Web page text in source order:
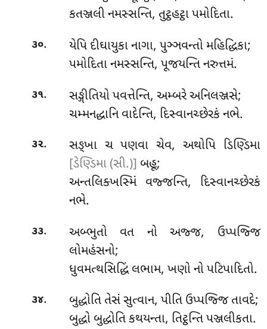
કતઞ્જલી નમસ્સન્તિ, તુટ્ઠહટ્ઠા પમોદિતા.
૩૦. યેપિ દીઘાયુકા નાગા, પુઞ્ઞવન્તો મહિદ્ધિકા;
પમોદિતા નમસ્સન્તિ, પૂજયન્તિ નરુત્તમં.
૩૧.
સઙ્ગીતિયો પવત્તેન્તિ, અમ્બરે અનિલઞ્જસે;
ચમ્મનદ્ધાનિ વાદેન્તિ, દિસ્વાનચ્છેરકં નભે.
૩૨.
સઙ્ખા ચ પણવા ચેવ, અથોપિ ડિણ્ડિમા
[ડેણ્ડિમા (સી.)] બહૂ;
અન્તલિક્ખસ્મિં વજ્જન્તિ, દિસ્વાનચ્છેરકં
નભે.
૩૩. અબ્ભુતો વત નો અજ્જ, ઉપ્પજ્જિ
લોમહંસનો;
ધુવમત્થસિદ્ધિં લભામ, ખણો નો પટિપાદિતો.
૩૪.
બુદ્ધોતિ તેસં સુત્વાન, પીતિ ઉપ્પજ્જિ તાવદે;
બુદ્ધો બુદ્ધોતિ કથયન્તા, તિટ્ઠન્તિ પઞ્જલીકતા.